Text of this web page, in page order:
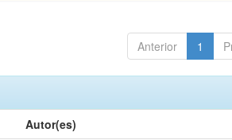
Anterior 1
Autor(es)